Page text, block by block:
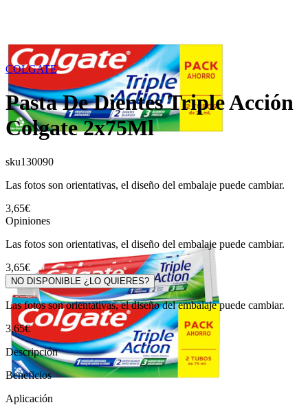
COLGATE
Pasta De Dientes Triple Acción
Colgate 2x75Ml
sku130090
Las fotos son orientativas, el diseño del embalaje puede cambiar.
3,65€
Opiniones
Las fotos son orientativas, el diseño del embalaje puede cambiar.
3,65€
NO DISPONIBLE ¿LO QUIERES?
Las fotos son orientativas, el diseño del embalaje puede cambiar.
3,65€
Descripción
Beneficios
Aplicación